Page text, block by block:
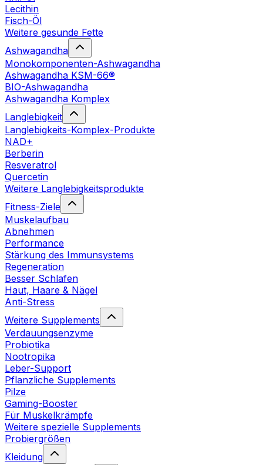
Lecithin
Fisch-Öl
Weitere gesunde Fette
Ashwagandha
Monokomponenten-Ashwagandha
Ashwagandha KSM-66®
BIO-Ashwagandha
Ashwagandha Komplex
Langlebigkeit
Langlebigkeits-Komplex-Produkte
NAD+
Berberin
Resveratrol
Quercetin
Weitere Langlebigkeitsprodukte
Fitness-Ziele
Muskelaufbau
Abnehmen
Performance
Stärkung des Immunsystems
Regeneration
Besser Schlafen
Haut, Haare & Nägel
Anti-Stress
Weitere Supplements
Verdauungsenzyme
Probiotika
Nootropika
Leber-Support
Pflanzliche Supplements
Pilze
Gaming-Booster
Für Muskelkrämpfe
Weitere spezielle Supplements
Probiergrößen
Kleidung